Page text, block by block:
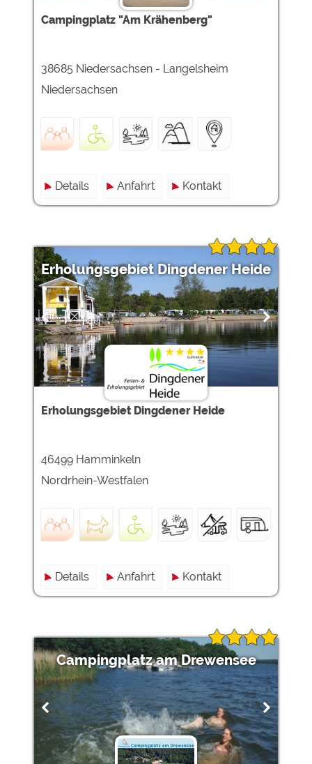
Campingplatz "Am Krähenberg"
38685 Niedersachsen - Langelsheim
Niedersachsen
Details Anfahrt Kontakt
Erholungsgebiet Dingdener Heide
Erholungsgebiet Dingdener Heide
46499 Hamminkeln
Nordrhein-Westfalen
Details Anfahrt Kontakt
Campingplatz am Drewensee